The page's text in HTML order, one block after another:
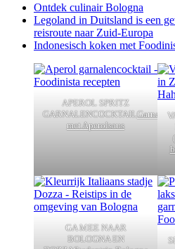
Ontdek culinair Bologna
Legoland in Duitsland is een
reisroute naar Zuid-Europa
Indonesisch koken met
APEROL SPRITZ
GARNALENCOCKTAIL
met Aperolsaus
GA MEE NAAR
BOLOGNA EN